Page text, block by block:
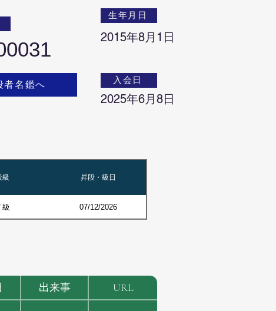
者名鑑へ
生年月日
2015年8月1日
入会日
2025年6月8日
級 昇段・級日
級 07/12/2026
出来事 URL